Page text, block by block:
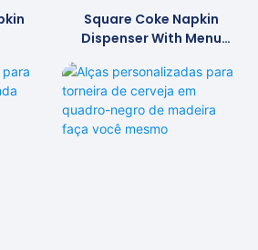
Square Coke Napkin
Dispenser With Menu